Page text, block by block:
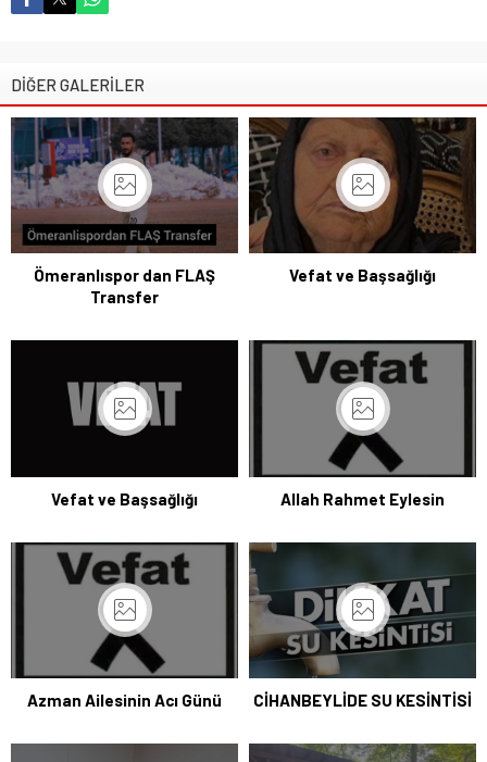
DİĞER GALERİLER
Ömeranlıspor dan FLAŞ
Transfer
Vefat ve Başsağlığı
Vefat ve Başsağlığı Allah Rahmet Eylesin
Azman Ailesinin Acı Günü CİHANBEYLİDE SU KESİNTİSİ